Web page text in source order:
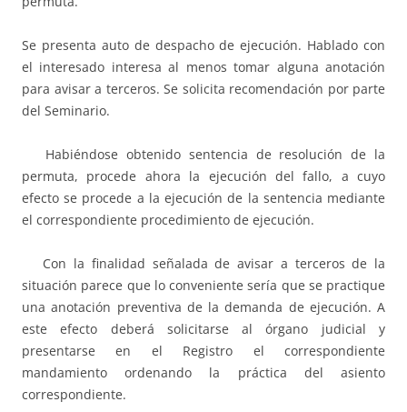
Se presenta auto de despacho de ejecución. Hablado con
el interesado interesa al menos tomar alguna anotación
para avisar a terceros. Se solicita recomendación por parte
del Seminario.
Habiéndose obtenido sentencia de resolución de la
permuta, procede ahora la ejecución del fallo, a cuyo
efecto se procede a la ejecución de la sentencia mediante
el correspondiente procedimiento de ejecución.
Con la finalidad señalada de avisar a terceros de la
situación parece que lo conveniente sería que se practique
una anotación preventiva de la demanda de ejecución. A
este efecto deberá solicitarse al órgano judicial y
presentarse en el Registro el correspondiente
mandamiento ordenando la práctica del asiento
correspondiente.